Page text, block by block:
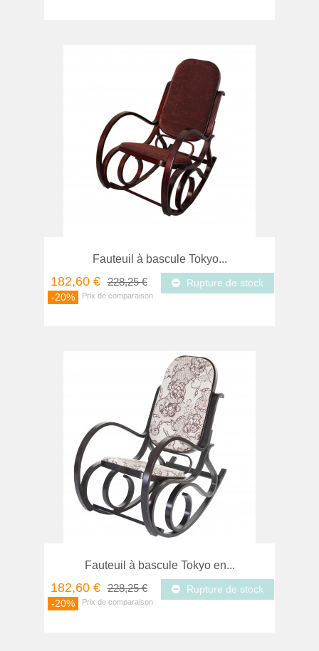
Fauteuil à bascule Tokyo...
182,60 € 228,25 €
-20%
Rupture de stock
Fauteuil à bascule Tokyo en...
182,60 € 228,25 €
-20%
Rupture de stock